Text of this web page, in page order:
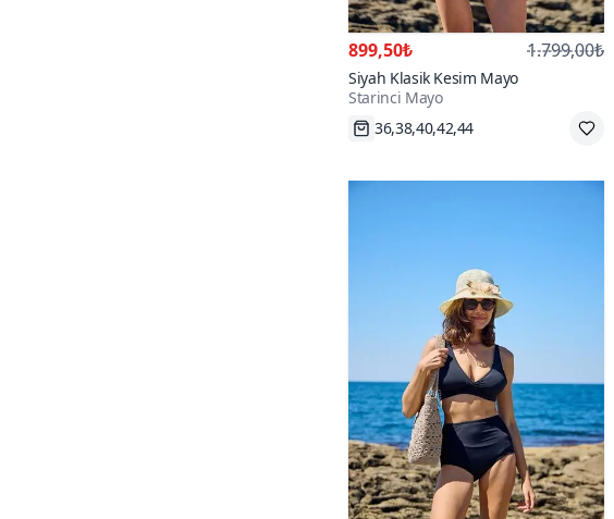
899,50₺ 1.799,00₺
Siyah Klasik Kesim Mayo
Starinci Mayo
Hızlı Kargo